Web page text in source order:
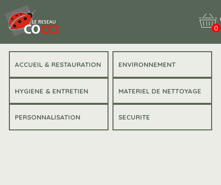
0
ACCUEIL & RESTAURATION ENVIRONNEMENT
HYGIENE & ENTRETIEN MATERIEL DE NETTOYAGE
PERSONNALISATION SECURITE